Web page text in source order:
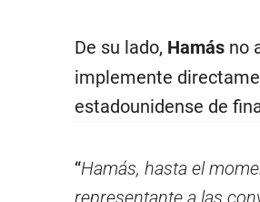
De su lado, Hamásno
implemente
estadounidense de
“Hamás, hasta el
representante a las